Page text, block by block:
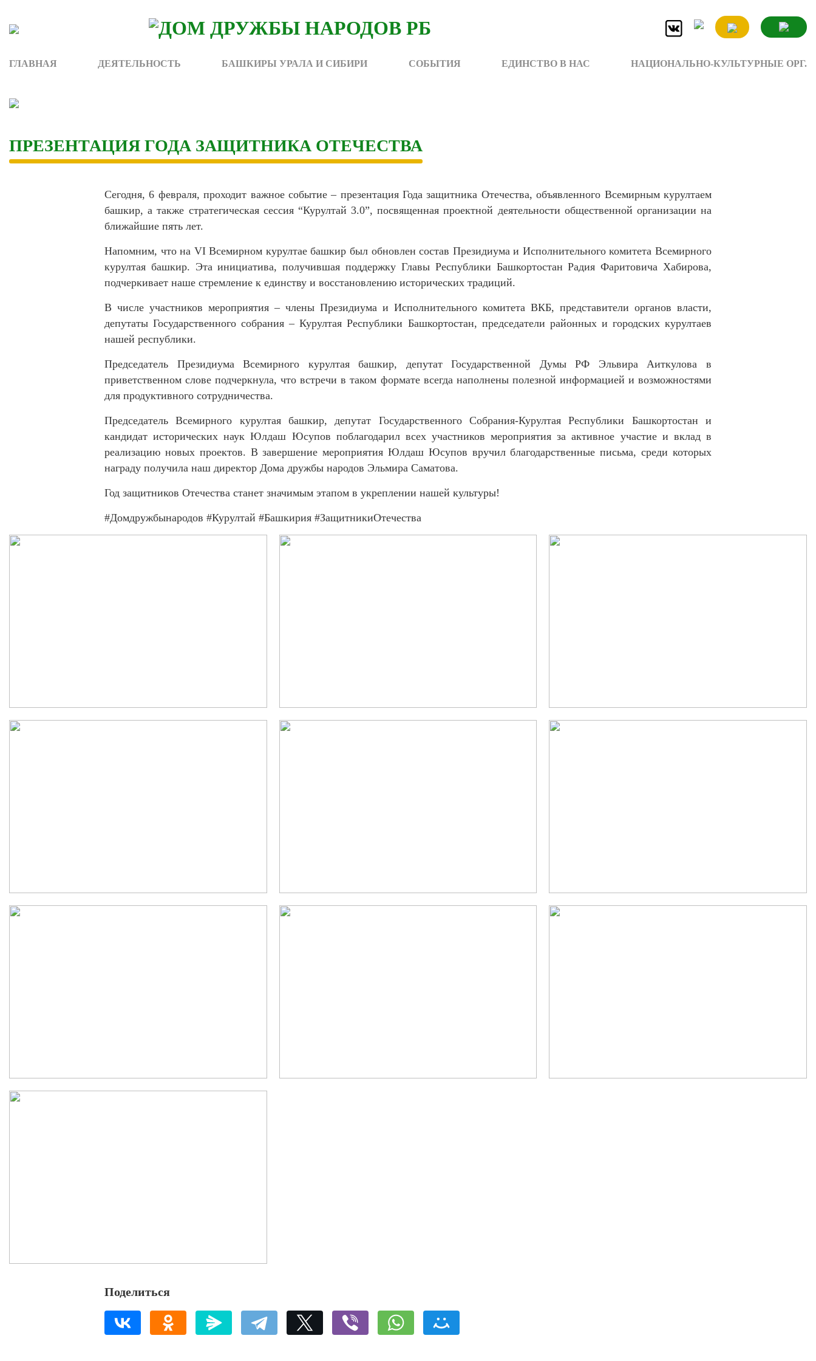
content
ГЛАВНАЯ ДЕЯТЕЛЬНОСТЬ БАШКИРЫ УРАЛА И СИБИРИ СОБЫТИЯ ЕДИНСТВО В НАС НАЦИОНАЛЬНО-КУЛЬТУРНЫЕ ОРГ.
ПРЕЗЕНТАЦИЯ ГОДА ЗАЩИТНИКА ОТЕЧЕСТВА
Сегодня, 6 февраля, проходит важное событие – презентация Года защитника Отечества, объявленного Всемирным курултаем
башкир, а также стратегическая сессия “Курултай 3.0”, посвященная проектной деятельности общественной организации на
ближайшие пять лет.
Напомним, что на VI Всемирном курултае башкир был обновлен состав Президиума и Исполнительного комитета Всемирного
курултая башкир. Эта инициатива, получившая поддержку Главы Республики Башкортостан Радия Фаритовича Хабирова,
подчеркивает наше стремление к единству и восстановлению исторических традиций.
В числе участников мероприятия – члены Президиума и Исполнительного комитета ВКБ, представители органов власти,
депутаты Государственного собрания – Курултая Республики Башкортостан, председатели районных и городских курултаев
нашей республики.
Председатель Президиума Всемирного курултая башкир, депутат Государственной Думы РФ Эльвира Аиткулова в
приветственном слове подчеркнула, что встречи в таком формате всегда наполнены полезной информацией и возможностями
для продуктивного сотрудничества.
Председатель Всемирного курултая башкир, депутат Государственного Собрания-Курултая Республики Башкортостан и
кандидат исторических наук Юлдаш Юсупов поблагодарил всех участников мероприятия за активное участие и вклад в
реализацию новых проектов. В завершение мероприятия Юлдаш Юсупов вручил благодарственные письма, среди которых
награду получила наш директор Дома дружбы народов Эльмира Саматова.
Год защитников Отечества станет значимым этапом в укреплении нашей культуры!
#Домдружбынародов #Курултай #Башкирия #ЗащитникиОтечества
Поделиться